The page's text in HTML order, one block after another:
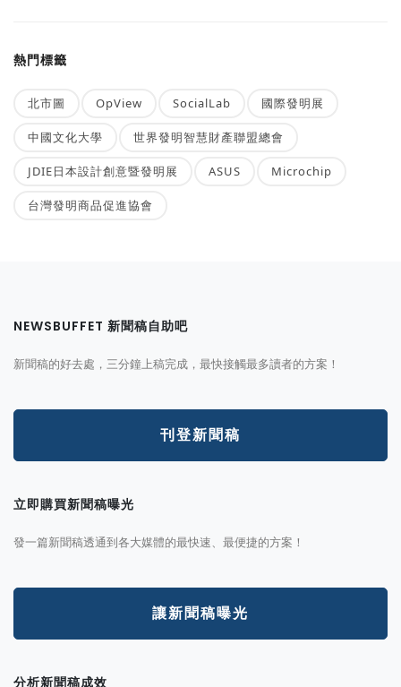
熱門標籤
北市圖 OpView SocialLab 國際發明展
中國文化大學 世界發明智慧財產聯盟總會
JDIE日本設計創意暨發明展 ASUS Microchip
台灣發明商品促進協會
NEWSBUFFET 新聞稿自助吧
新聞稿的好去處，三分鐘上稿完成，最快接觸最多讀者的方案！
刊登新聞稿
立即購買新聞稿曝光
發一篇新聞稿透通到各大媒體的最快速、最便捷的方案！
讓新聞稿曝光
分析新聞稿成效